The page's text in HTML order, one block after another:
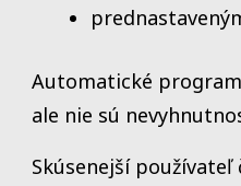
Automatické
ale nie sú
Skúsenejší používateľ